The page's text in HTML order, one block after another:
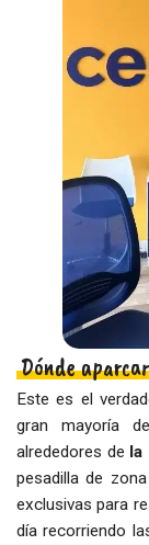
Dónde
Este es el
gran mayoría
alrededores de la
pesadilla de
exclusivas para
día recorriendo